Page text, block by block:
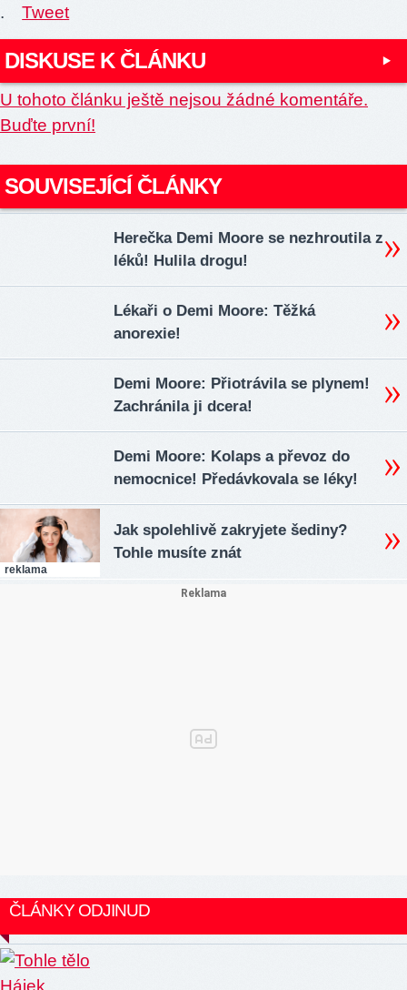
. Tweet
DISKUSE K ČLÁNKU
U tohoto článku ještě nejsou žádné komentáře.
Buďte první!
SOUVISEJÍCÍ ČLÁNKY
Herečka Demi Moore se nezhroutila z
léků! Hulila drogu!
Lékaři o Demi Moore: Těžká
anorexie!
Demi Moore: Přiotrávila se plynem!
Zachránila ji dcera!
Demi Moore: Kolaps a převoz do
nemocnice! Předávkovala se léky!
reklama
Jak spolehlivě zakryjete šediny?
Tohle musíte znát
ČLÁNKY ODJINUD